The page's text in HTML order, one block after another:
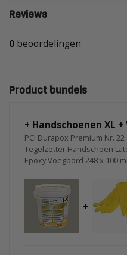
Reviews
0 beoordelingen
Product bundels
+ Handschoenen XL
PCI Durapox Premium Nr.
Tegelzetter Handschoen
Epoxy Voegbord 248 x 100
+